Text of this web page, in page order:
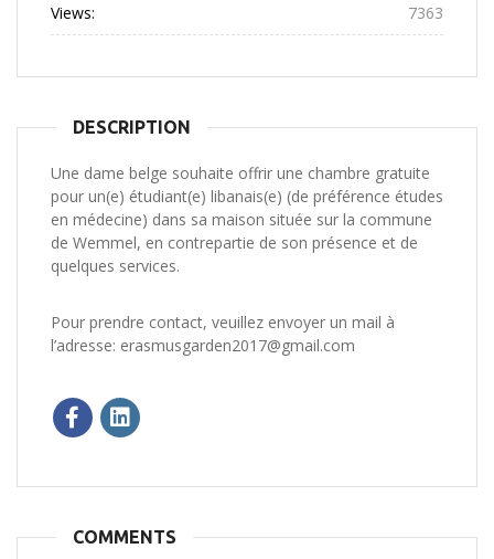
Views: 7363
DESCRIPTION
Une dame belge souhaite offrir une chambre gratuite
pour un(e) étudiant(e) libanais(e) (de préférence études
en médecine) dans sa maison située sur la commune
de Wemmel, en contrepartie de son présence et de
quelques services.
Pour prendre contact, veuillez envoyer un mail à
l’adresse: erasmusgarden2017@gmail.com
COMMENTS